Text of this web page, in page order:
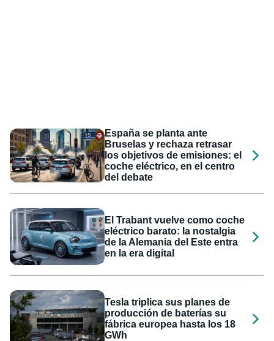
España se planta ante
Bruselas y rechaza retrasar
los objetivos de emisiones: el
coche eléctrico, en el centro
del debate
El Trabant vuelve como coche
eléctrico barato: la nostalgia
de la Alemania del Este entra
en la era digital
Tesla triplica sus planes de
producción de baterías su
fábrica europea hasta los 18
GWh